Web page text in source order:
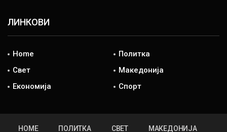
ЛИНКОВИ
Home
Политка
Свет
Македонија
Економија
Спорт
HOME ПОЛИТКА СВЕТ МАКЕДОНИЈА